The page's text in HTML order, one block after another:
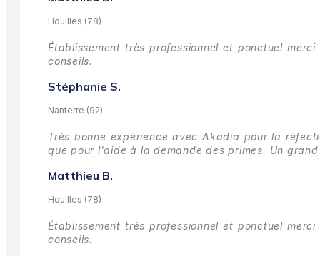
Houilles (78)
Établissement très professionnel et ponctuel
conseils.
Stéphanie S.
Nanterre (92)
Très bonne expérience avec Akadia pour la
que pour l'aide à la demande des primes. Un
Matthieu B.
Houilles (78)
Établissement très professionnel et ponctuel
conseils.